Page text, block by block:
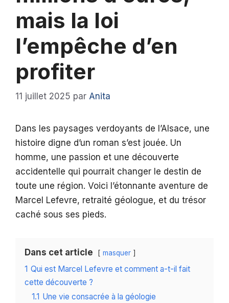
mais la loi
l’empêche d’en
profiter
11 juillet 2025 par Anita
Dans les paysages verdoyants de l’Alsace, une
histoire digne d’un roman s’est jouée. Un
homme, une passion et une découverte
accidentelle qui pourrait changer le destin de
toute une région. Voici l’étonnante aventure de
Marcel Lefevre, retraité géologue, et du trésor
caché sous ses pieds.
Dans cet article masquer
1 Qui est Marcel Lefevre et comment a-t-il fait
cette découverte ?
1.1 Une vie consacrée à la géologie